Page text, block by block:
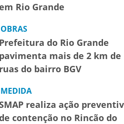
Rio Grande
OBRAS
Prefeitura do Rio Grande
pavimenta mais de 2 km de
ruas do bairro BGV
MEDIDA
realiza ação
contenção no Rincão do